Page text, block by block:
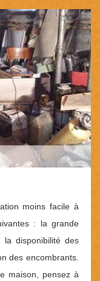
moins facile à
: la grande
la disponibilité des
des encombrants.
maison, pensez à